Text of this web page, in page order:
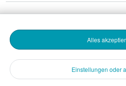
Bewerbende
Einstellungen oder
Alles